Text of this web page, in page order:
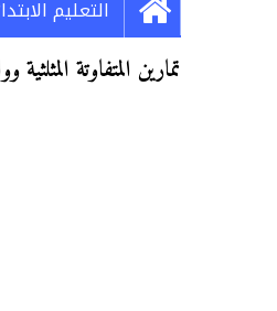
التعليم
تمارين المتفاوتة